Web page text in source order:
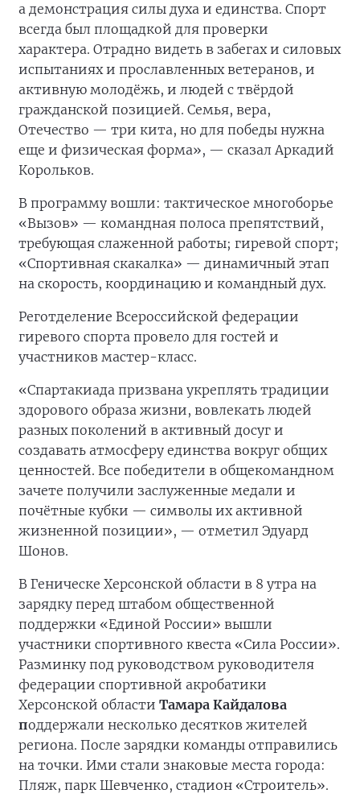
а демонстрация силы духа и единства. Спорт
всегда был площадкой для проверки
характера. Отрадно видеть в забегах и силовых
испытаниях и прославленных ветеранов, и
активную молодёжь, и людей с твёрдой
гражданской позицией. Семья, вера,
Отечество — три кита, но для победы нужна
еще и физическая форма», — сказал Аркадий
Корольков.
В программу вошли: тактическое многоборье
«Вызов» — командная полоса препятствий,
требующая слаженной работы; гиревой спорт;
«Спортивная скакалка» — динамичный этап
на скорость, координацию и командный дух.
Реготделение Всероссийской федерации
гиревого спорта провело для гостей и
участников мастер-класс.
«Спартакиада призвана укреплять традиции
здорового образа жизни, вовлекать людей
разных поколений в активный досуг и
создавать атмосферу единства вокруг общих
ценностей. Все победители в общекомандном
зачете получили заслуженные медали и
почётные кубки — символы их активной
жизненной позиции», — отметил Эдуард
Шонов.
В Геническе Херсонской области в 8 утра на
зарядку перед штабом общественной
поддержки «Единой России» вышли
участники спортивного квеста «Сила России».
Разминку под руководством руководителя
федерации спортивной акробатики
Херсонской области Тамара Кайдалова
поддержали несколько десятков жителей
региона. После зарядки команды отправились
на точки. Ими стали знаковые места города:
Пляж, парк Шевченко, стадион «Строитель».